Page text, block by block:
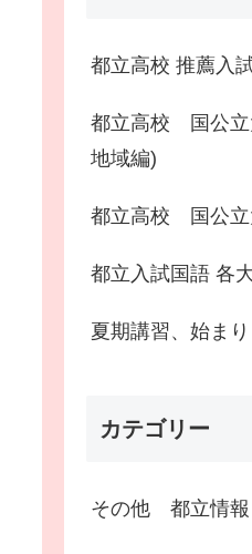
都立高校 推薦入
都立高校 国公立
地域編)
都立高校 国公立
都立入試国語 各
夏期講習、始ま
カテゴリー
その他 都立情報